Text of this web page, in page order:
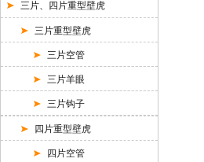
三片、四片重型壁虎
三片重型壁虎
三片空管
三片羊眼
三片钩子
四片重型壁虎
四片空管